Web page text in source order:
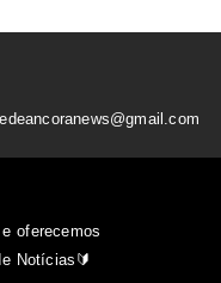
oferecemos
Notícias🔰